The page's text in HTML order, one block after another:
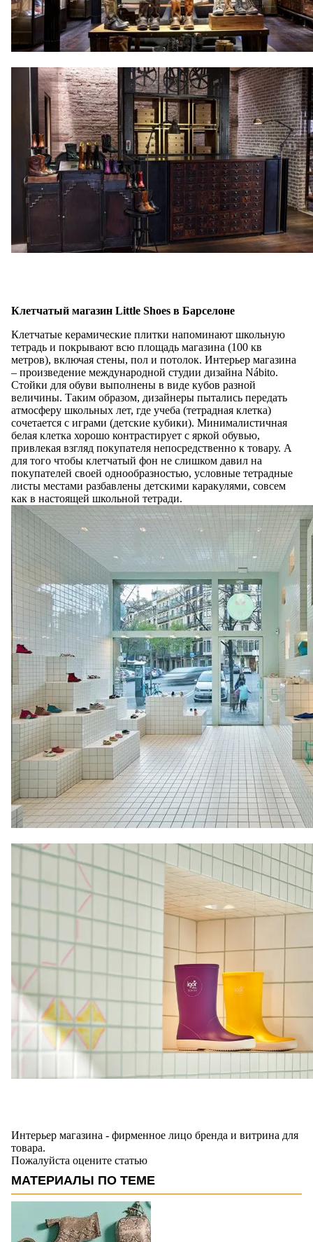
Клетчатый магазин Little Shoes в Барселоне
Клетчатые керамические плитки напоминают школьную
тетрадь и покрывают всю площадь магазина (100 кв
метров), включая стены, пол и потолок. Интерьер магазина
– произведение международной студии дизайна Nábito.
Стойки для обуви выполнены в виде кубов разной
величины. Таким образом, дизайнеры пытались передать
атмосферу школьных лет, где учеба (тетрадная клетка)
сочетается с играми (детские кубики). Минималистичная
белая клетка хорошо контрастирует с яркой обувью,
привлекая взгляд покупателя непосредственно к товару. А
для того чтобы клетчатый фон не слишком давил на
покупателей своей однообразностью, условные тетрадные
листы местами разбавлены детскими каракулями, совсем
как в настоящей школьной тетради.
Интерьер магазина - фирменное лицо бренда и витрина для
товара.
Пожалуйста оцените статью
МАТЕРИАЛЫ ПО ТЕМЕ